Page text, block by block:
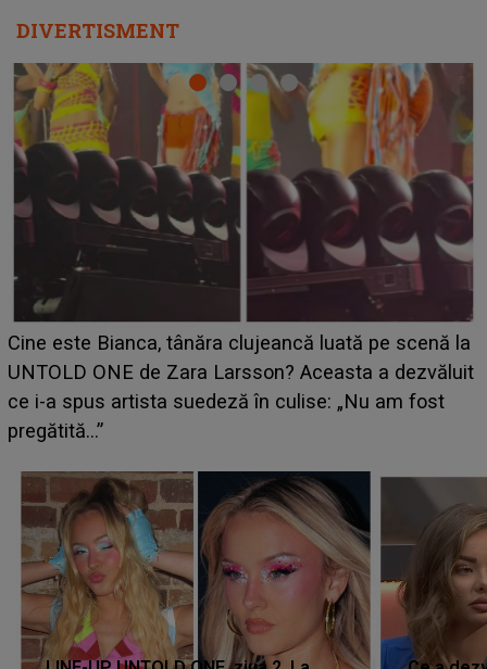
pentru care zâmbim
DIVERTISMENT
HOROSCOP 11 august 2026. Marte intră în Rac și
aduce tensiuni uriașe pentru o zodie! Conflictele
izbucnesc din senin în jurul ei, iar o situație dificilă
scapă de sub control